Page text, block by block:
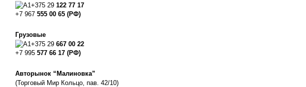
+375 29 122 77 17
+7 967 555 00 65 (РФ)
Грузовые
+375 29 667 00 22
+7 995 577 66 17 (РФ)
Авторынок “Малиновка”
(Торговый Мир Кольцо, пав. 42/10)